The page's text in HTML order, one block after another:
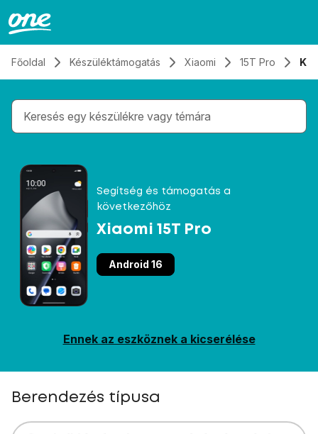
Főoldal Készüléktámogatás Xiaomi 15T Pro
Gépelés közben megjelennek a keresési
Segítség és támogatás a
következőhöz
Xiaomi 15T Pro
Android 16
Ennek az eszköznek a kicserélése
Berendezés típusa